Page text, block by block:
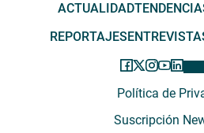
ACTUALIDAD
REPORTAJES
Política de
Suscripción